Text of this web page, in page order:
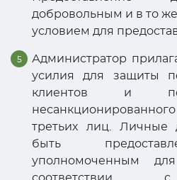
добровольным и в то
условием для
Администратор
усилия для защиты
клиентов и
третьих лиц. Личные
быть
уполномоченным